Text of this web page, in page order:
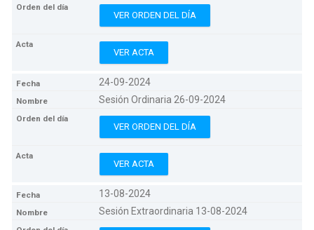
VER ORDEN DEL DÍA
VER ACTA
24-09-2024
Sesión Ordinaria 26-09-2024
VER ORDEN DEL DÍA
VER ACTA
13-08-2024
Sesión Extraordinaria 13-08-2024